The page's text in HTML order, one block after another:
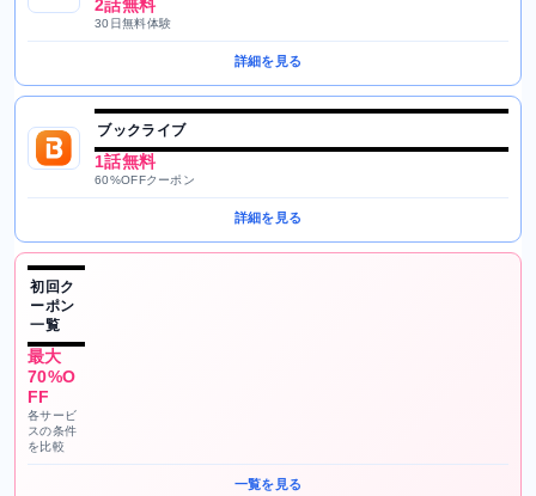
2話無料
30日無料体験
詳細を見る
ブックライブ
1話無料
60%OFFクーポン
詳細を見る
初回ク
ーポン
一覧
最大
70%O
FF
各サービ
スの条件
を比較
一覧を見る